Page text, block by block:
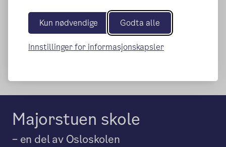
Kun nødvendige Godta alle
Innstillinger for informasjonskapsler
Publisert:25.03.2020Endret: 23.06.2021
Majorstuen skole
– en del av Osloskolen